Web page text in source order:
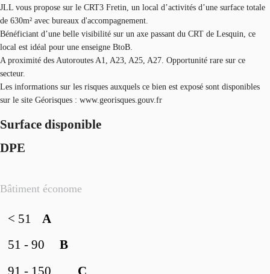
JLL vous propose sur le CRT3 Fretin, un local d’activités d’une surface totale
de 630m² avec bureaux d'accompagnement.
Bénéficiant d’une belle visibilité sur un axe passant du CRT de Lesquin, ce
local est idéal pour une enseigne BtoB.
A proximité des Autoroutes A1, A23, A25, A27. Opportunité rare sur ce
secteur.
Les informations sur les risques auxquels ce bien est exposé sont disponibles
sur le site Géorisques : www.georisques.gouv.fr
Surface disponible
DPE
Bâtiment économe
A
< 51
B
51 - 90
C
91 - 150